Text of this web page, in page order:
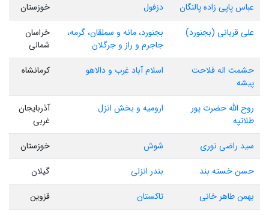
عباس پاپی زاده پالنگان دزفول
خوزستان
علی قربانی (بجنورد)
بجنورد، مانه و سملقان، گرمه،
جاجرم و راز و جرگلان
خراسان
شمالی
حشمت اله فلاحت
پیشه
اسلام آباد غرب و دالاهو کرمانشاه
روح الله حضرت پور
طلاتپه
ارومیه و بخش انزل
آذربایجان
غربی
سید راضی نوری
شوش
خوزستان
حسن خسته بند
بندر انزلی
گیلان
بهمن طاهر خانی
تاکستان قزوین